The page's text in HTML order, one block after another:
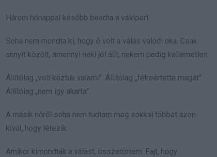
Három hónappal később beadta a válópert.
Soha nem mondta ki, hogy ő volt a válás valódi oka. Csak
annyit közölt, amennyi neki jól állt, nekem pedig kellemetlen.
Állítólag „volt köztük valami”. Állítólag „félreértette magát”.
Állítólag „nem így akarta”.
A másik nőről soha nem tudtam meg sokkal többet azon
kívül, hogy létezik.
Amikor kimondták a válást, összetörtem. Fájt, hogy